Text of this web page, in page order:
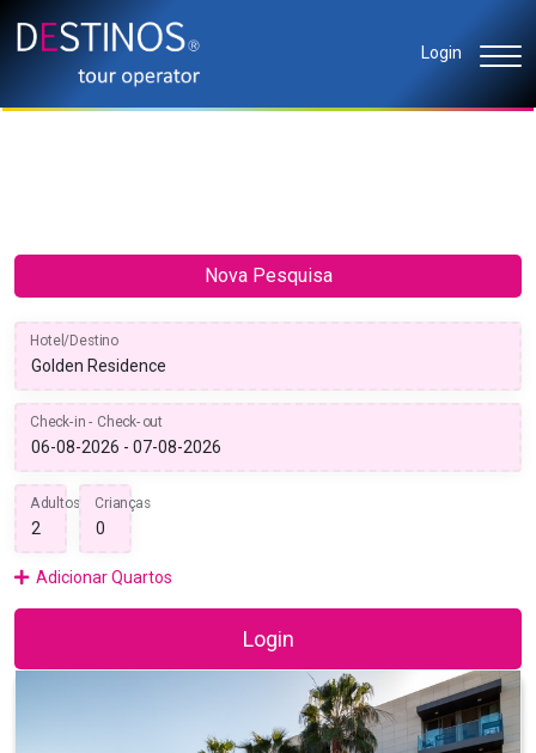
Login
Nova Pesquisa
Hotel/Destino
Check-in - Check-out
Adultos Crianças
Adicionar Quartos
Login